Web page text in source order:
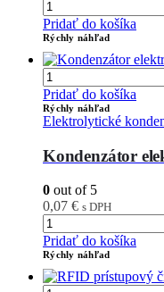
Pridať do košíka
Rýchly náhľad
Pridať do košíka
Rýchly náhľad
Elektrolytické
Kondenzátor
0 out of 5
0,07 € s DPH
Pridať do košíka
Rýchly náhľad